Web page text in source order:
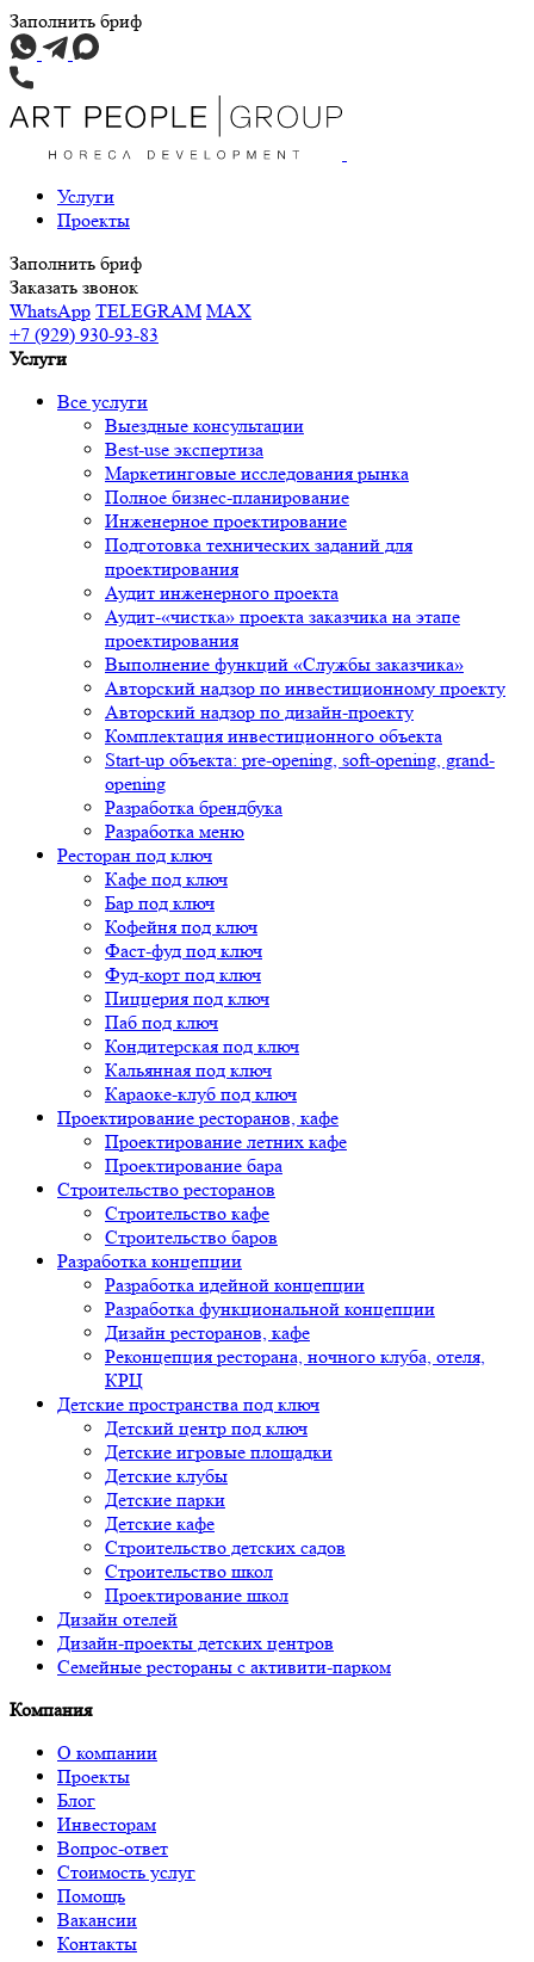
Заполнить бриф
Услуги
Проекты
Заполнить бриф
Заказать звонок
WhatsApp TELEGRAM MAX
+7 (929) 930-93-83
Услуги
Все услуги
Выездные консультации
Best-use экспертиза
Маркетинговые исследования рынка
Полное бизнес-планирование
Инженерное проектирование
Подготовка технических заданий для
проектирования
Аудит инженерного проекта
Аудит-«чистка» проекта заказчика на этапе
проектирования
Выполнение функций «Службы заказчика»
Авторский надзор по инвестиционному проекту
Авторский надзор по дизайн-проекту
Комплектация инвестиционного объекта
Start-up объекта: pre-opening, soft-opening, grand-
opening
Разработка брендбука
Разработка меню
Ресторан под ключ
Кафе под ключ
Бар под ключ
Кофейня под ключ
Фаст-фуд под ключ
Фуд-корт под ключ
Пиццерия под ключ
Паб под ключ
Кондитерская под ключ
Кальянная под ключ
Караоке-клуб под ключ
Проектирование ресторанов, кафе
Проектирование летних кафе
Проектирование бара
Строительство ресторанов
Строительство кафе
Строительство баров
Разработка концепции
Разработка идейной концепции
Разработка функциональной концепции
Дизайн ресторанов, кафе
Реконцепция ресторана, ночного клуба, отеля,
КРЦ
Детские пространства под ключ
Детский центр под ключ
Детские игровые площадки
Детские клубы
Детские парки
Детские кафе
Строительство детских садов
Строительство школ
Проектирование школ
Дизайн отелей
Дизайн-проекты детских центров
Семейные рестораны с активити-парком
Компания
О компании
Проекты
Блог
Инвесторам
Вопрос-ответ
Стоимость услуг
Помощь
Вакансии
Контакты